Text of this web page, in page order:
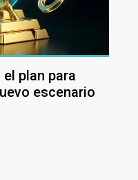
plan para
escenario